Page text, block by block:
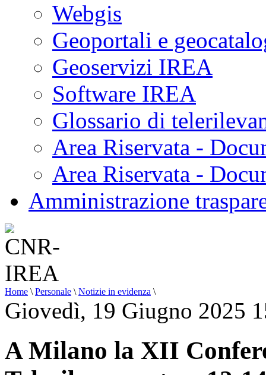
Webgis
Geoportali e
Geoservizi IREA
Software IREA
Glossario di
Area Riservata -
Area Riservata -
Amministrazione
Home \ Personale \ Notizie in evidenza \
Giovedì, 19 Giugno 2025
A Milano la XII